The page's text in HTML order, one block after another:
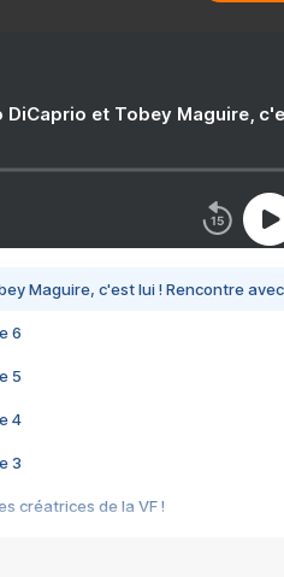
DiCaprio et Tobey Maguire,
Maguire, c'est lui ! Rencontre
6
5
4
3
créatrices de la VF !